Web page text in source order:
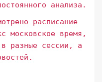
анализа.
расписание
московское время,
разные сессии, а